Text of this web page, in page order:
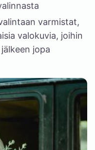
varmistat,
valokuvia, joihin
jopa